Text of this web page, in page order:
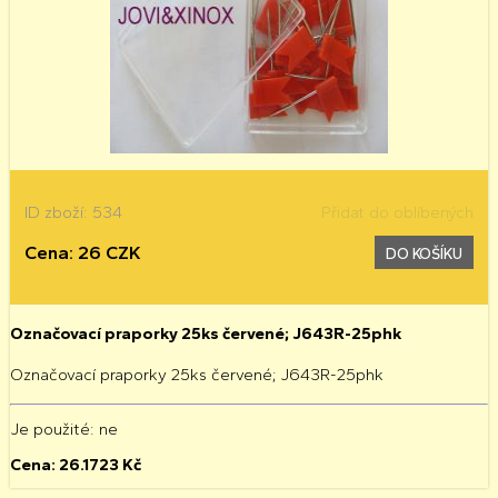
ID zboží: 534 Přidat do oblíbených
Cena: 26 CZK DO KOŠÍKU
Označovací praporky 25ks červené; J643R-25phk
Označovací praporky 25ks červené; J643R-25phk
Je použité: ne
Cena: 26.1723 Kč